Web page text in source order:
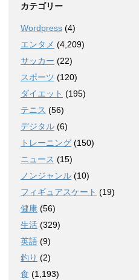
カテゴリー
Wordpress (4)
エンタメ (4,209)
サッカー (22)
スポーツ (120)
ダイエット (195)
テニス (56)
デジタル (6)
トレーニング (150)
ニュース (15)
ノンジャンル (10)
フィギュアスケート (19)
健康 (56)
生活 (329)
英語 (9)
釣り (2)
食 (1,193)